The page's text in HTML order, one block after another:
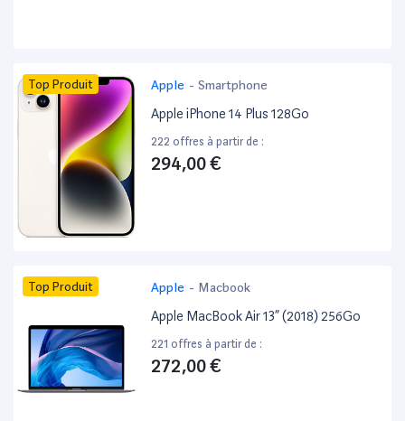
Top Produit Apple - Smartphone
Apple iPhone 14 Plus 128Go
222 offres à partir de :
294,00 €
Top Produit Apple - Macbook
Apple MacBook Air 13” (2018) 256Go
221 offres à partir de :
272,00 €